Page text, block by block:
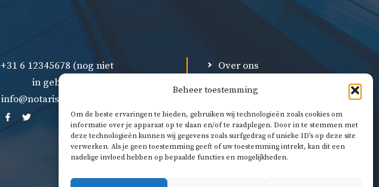
Beheer toestemming
Om de beste ervaringen te bieden, gebruiken wij technologieën zoals cookies om
informatie over je apparaat op te slaan en/of te raadplegen. Door in te stemmen met
deze technologieën kunnen wij gegevens zoals surfgedrag of unieke ID's op deze site
verwerken. Als je geen toestemming geeft of uw toestemming intrekt, kan dit een
nadelige invloed hebben op bepaalde functies en mogelijkheden.
+31 6 12345678 (nog niet
in gebruik)
info@notaris-vergelijk.nl
Over ons